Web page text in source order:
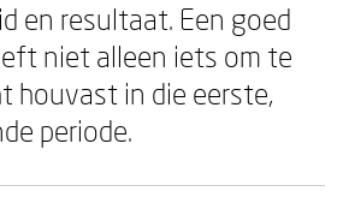
en resultaat. Een goed
niet alleen iets om te
houvast in die eerste,
periode.